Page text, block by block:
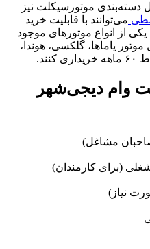
موتورسیکلت نیز
می‌توانند با قابلیت خرید
از انواع موتورهای موجود
یاماها، گلکسی، هوندا،
وام دیجی‌شهر
مشاغل)
(برای کارمندان)
نیاز)